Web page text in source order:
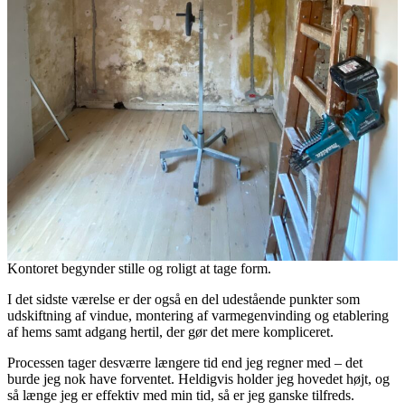
Kontoret begynder stille og roligt at tage form.
I det sidste værelse er der også en del udestående punkter som
udskiftning af vindue, montering af varmegenvinding og etablering
af hems samt adgang hertil, der gør det mere kompliceret.
Processen tager desværre længere tid end jeg regner med – det
burde jeg nok have forventet. Heldigvis holder jeg hovedet højt, og
så længe jeg er effektiv med min tid, så er jeg ganske tilfreds.